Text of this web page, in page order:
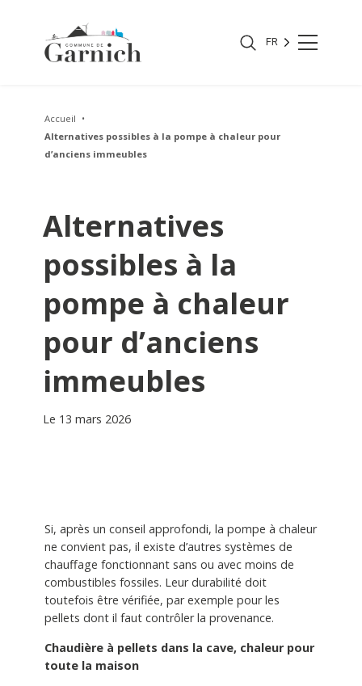
FR
Accueil
Alternatives possibles à la pompe à chaleur pour
d’anciens immeubles
Alternatives
possibles à la
pompe à chaleur
pour d’anciens
immeubles
Le 13 mars 2026
Si, après un conseil approfondi, la pompe à chaleur
ne convient pas, il existe d’autres systèmes de
chauffage fonctionnant sans ou avec moins de
combustibles fossiles. Leur durabilité doit
toutefois être vérifiée, par exemple pour les
pellets dont il faut contrôler la provenance.
Chaudière à pellets dans la cave, chaleur pour
toute la maison